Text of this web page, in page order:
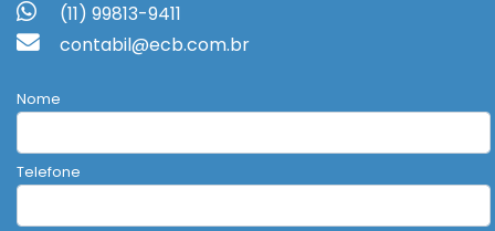
(11) 99813-9411
contabil@ecb.com.br
Nome
Telefone